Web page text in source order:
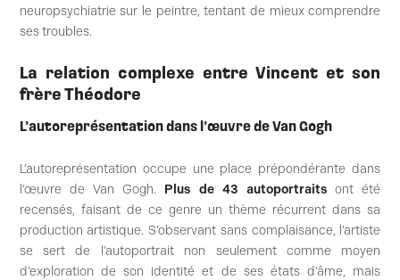
neuropsychiatrie sur le peintre, tentant de mieux comprendre
ses troubles.
La relation complexe entre Vincent et son
frère Théodore
L’autoreprésentation dans l’œuvre de Van Gogh
L’autoreprésentation occupe une place prépondérante dans
l’œuvre de Van Gogh. Plus de 43 autoportraits ont été
recensés, faisant de ce genre un thème récurrent dans sa
production artistique. S’observant sans complaisance, l’artiste
se sert de l’autoportrait non seulement comme moyen
d’exploration de son identité et de ses états d’âme, mais